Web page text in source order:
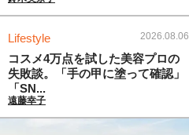
Lifestyle 2026.08.06
コスメ4万点を試した美容プロの
失敗談。「手の甲に塗って確認」
「SN...
遠藤幸子